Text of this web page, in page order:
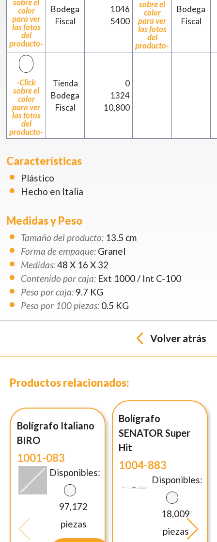
sobre el
color
para ver
las fotos
del
producto-
Bodega
Fiscal
1046
5400
sobre el
color
para ver
las fotos
del
producto-
Bodega
Fiscal
-Click
sobre el
color
para ver
las fotos
del
producto-
Tienda
Bodega
Fiscal
0
1324
10,800
Características
Plástico
Hecho en Italia
Medidas y Peso
Tamaño del producto: 13.5 cm
Forma de empaque: Granel
Medidas:48 X 16 X 32
Contenido por caja: Ext 1000 / Int C-100
Peso por caja: 9.7 KG
Peso por 100 piezas: 0.5 KG
Volver atrás
Productos relacionados:
Bolígrafo Italiano
BIRO
1001-083
Disponibles:
97,172
piezas
Bolígrafo
SENATOR Super
Hit
1004-883
Disponibles:
18,009
piezas